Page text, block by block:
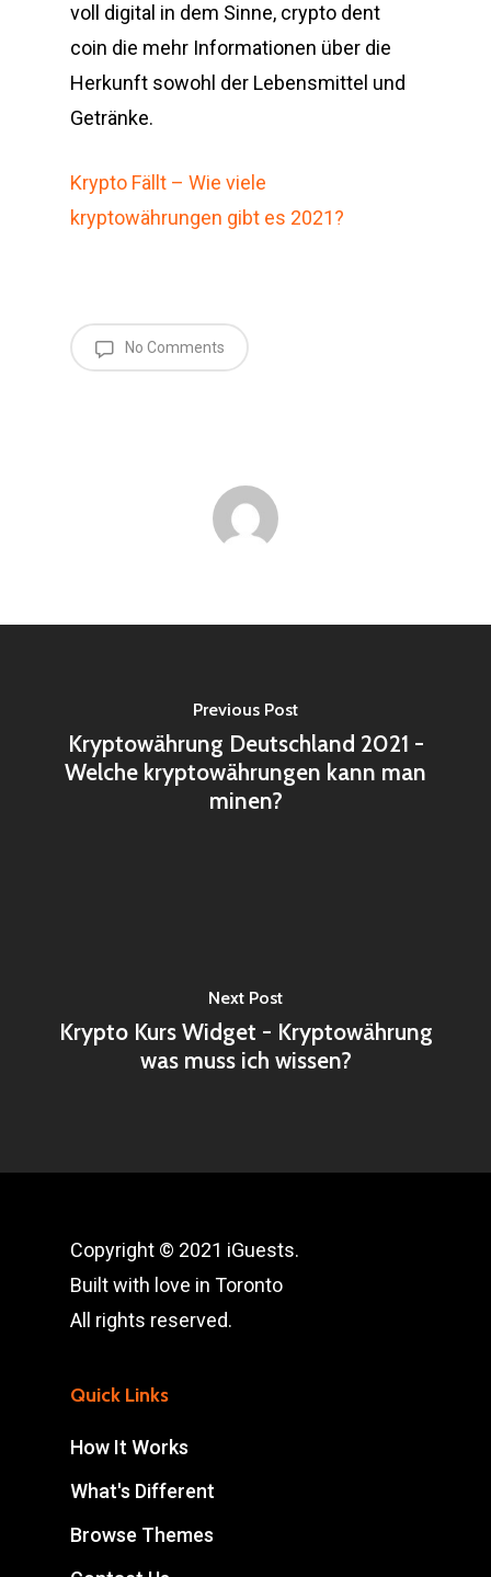
voll digital in dem Sinne, crypto dent
coin die mehr Informationen über die
Herkunft sowohl der Lebensmittel und
Getränke.
Krypto Fällt – Wie viele
kryptowährungen gibt es 2021?
No Comments
Previous Post
Kryptowährung Deutschland 2021 -
Welche kryptowährungen kann man
minen?
Next Post
Krypto Kurs Widget - Kryptowährung
was muss ich wissen?
Copyright © 2021 iGuests.
Built with love in Toronto
All rights reserved.
Quick Links
How It Works
What's Different
Browse Themes